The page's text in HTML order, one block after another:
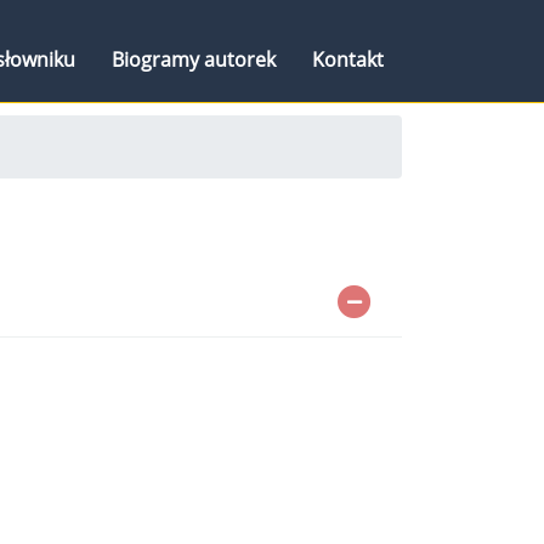
Biogramy autorek Kontakt